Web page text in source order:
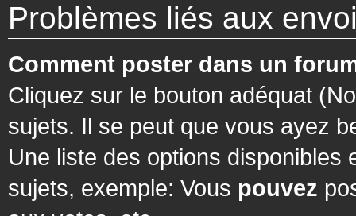
Problèmes liés aux
Comment poster dans un
Cliquez sur le bouton adéquat
sujets. Il se peut que vous ayez
Une liste des options
sujets, exemple: Vous pouvez